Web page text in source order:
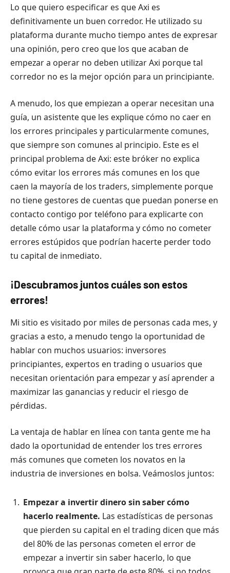
Lo que quiero especificar es que Axi es
definitivamente un buen corredor. He utilizado su
plataforma durante mucho tiempo antes de expresar
una opinión, pero creo que los que acaban de
empezar a operar no deben utilizar Axi porque tal
corredor no es la mejor opción para un principiante.
A menudo, los que empiezan a operar necesitan una
guía, un asistente que les explique cómo no caer en
los errores principales y particularmente comunes,
que siempre son comunes al principio. Este es el
principal problema de Axi: este bróker no explica
cómo evitar los errores más comunes en los que
caen la mayoría de los traders, simplemente porque
no tiene gestores de cuentas que puedan ponerse en
contacto contigo por teléfono para explicarte con
detalle cómo usar la plataforma y cómo no cometer
errores estúpidos que podrían hacerte perder todo
tu capital de inmediato.
¡Descubramos juntos cuáles son estos
errores!
Mi sitio es visitado por miles de personas cada mes, y
gracias a esto, a menudo tengo la oportunidad de
hablar con muchos usuarios: inversores
principiantes, expertos en trading o usuarios que
necesitan orientación para empezar y así aprender a
maximizar las ganancias y reducir el riesgo de
pérdidas.
La ventaja de hablar en línea con tanta gente me ha
dado la oportunidad de entender los tres errores
más comunes que cometen los novatos en la
industria de inversiones en bolsa. Veámoslos juntos:
Empezar a invertir dinero sin saber cómo
hacerlo realmente. Las estadísticas de personas
que pierden su capital en el trading dicen que más
del 80% de las personas cometen el error de
empezar a invertir sin saber hacerlo, lo que